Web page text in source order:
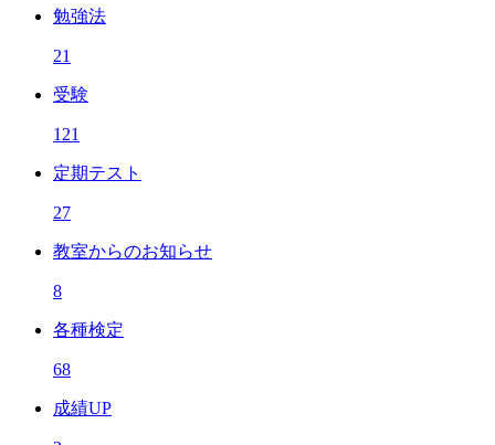
勉強法
21
受験
121
定期テスト
27
教室からのお知らせ
8
各種検定
68
成績UP